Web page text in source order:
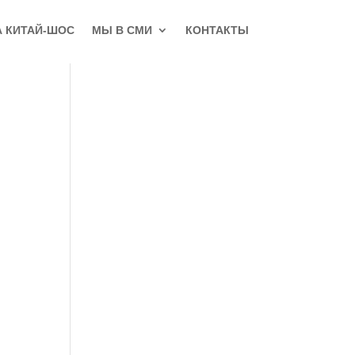
КИТАЙ-ШОС МЫ В СМИ КОНТАКТЫ